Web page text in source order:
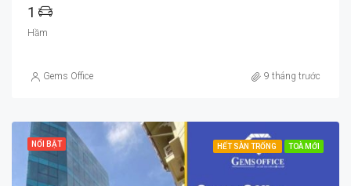
1
Hầm
Gems Office 9 tháng trước
NỔI BẬT HẾT SÀN TRỐNG TOÀ MỚI